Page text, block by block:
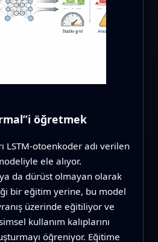
öğretmek
LSTM-otoenkoder adı verilen
ele alıyor.
da dürüst olmayan olarak
bir eğitim yerine, bu model
üzerinde eğitiliyor ve
kullanım kalıplarını
öğreniyor. Eğitime